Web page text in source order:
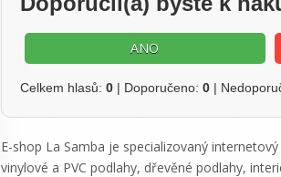
ANO
Celkem hlasů: 0 | Doporučeno: 0 |
E-shop La Samba je specializovaný
vinylové a PVC podlahy, dřevěné podlahy,